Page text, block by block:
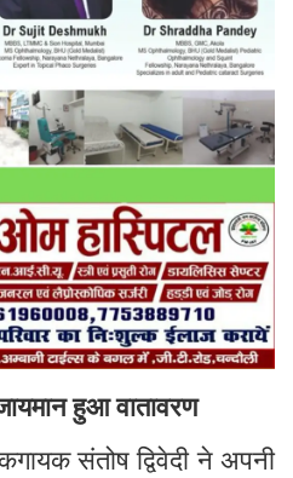
हुआ वातावरण
संतोष द्विवेदी ने अपनी